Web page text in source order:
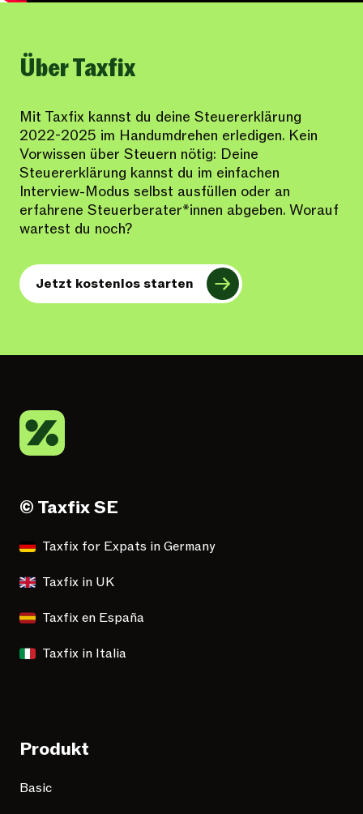
Über Taxfix
Mit Taxfix kannst du deine Steuererklärung
2022-2025 im Handumdrehen erledigen. Kein
Vorwissen über Steuern nötig: Deine
Steuererklärung kannst du im einfachen
Interview-Modus selbst ausfüllen oder an
erfahrene Steuerberater*innen abgeben. Worauf
wartest du noch?
Jetzt kostenlos starten
© Taxfix SE
Taxfix for Expats in Germany
Taxfix in UK
Taxfix en España
Taxfix in Italia
Produkt
Basic